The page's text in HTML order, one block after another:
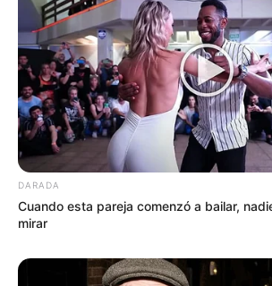
DARADA
Cuando esta pareja comenzó a bailar,
mirar